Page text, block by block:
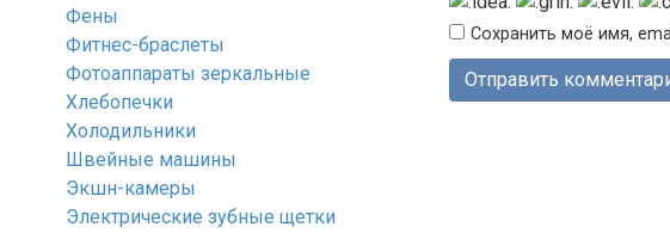
Сохранить моё имя,
Фены
Фитнес-браслеты
Фотоаппараты зеркальные
Хлебопечки
Холодильники
Швейные машины
Экшн-камеры
Электрические зубные щетки